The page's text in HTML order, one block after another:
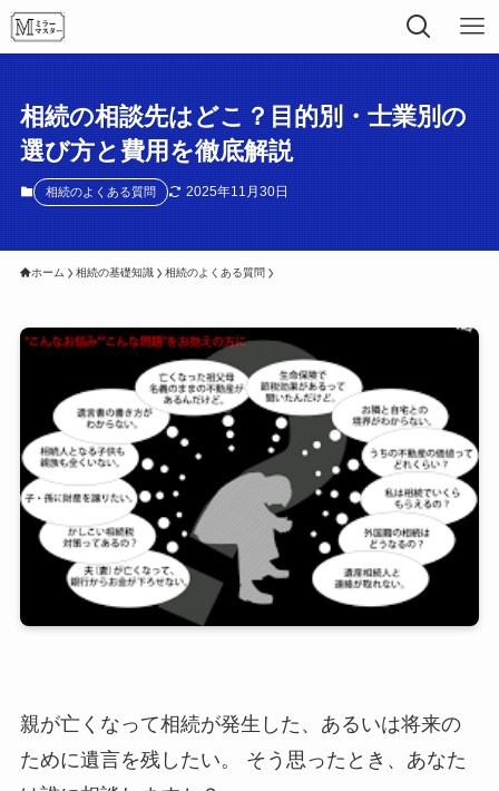
相続の相談先はどこ？目的別・士業別の
選び方と費用を徹底解説
相続のよくある質問 2025年11月30日
ホーム 相続の基礎知識 相続のよくある質問
親が亡くなって相続が発生した、あるいは将来の
ために遺言を残したい。 そう思ったとき、あなた